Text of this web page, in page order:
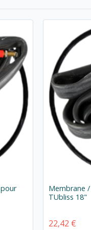
Membrane
TUbliss 18"
22,42 €